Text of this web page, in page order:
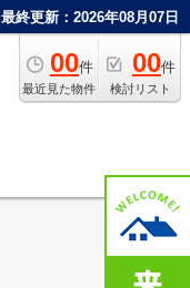
最終更新：2026年08月07日
00件
最近見た物件
00件
検討リスト